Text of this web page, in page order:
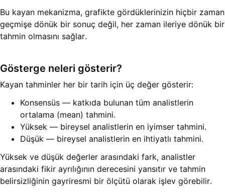
Bu kayan mekanizma, grafikte gördüklerinizin hiçbir zaman
geçmişe dönük bir sonuç değil, her zaman ileriye dönük bir
tahmin olmasını sağlar.
Gösterge neleri gösterir?
Kayan tahminler her bir tarih için üç değer gösterir:
Konsensüs — katkıda bulunan tüm analistlerin
ortalama (mean) tahmini.
Yüksek — bireysel analistlerin en iyimser tahmini.
Düşük — bireysel analistlerin en ihtiyatlı tahmini.
Yüksek ve düşük değerler arasındaki fark, analistler
arasındaki fikir ayrılığının derecesini yansıtır ve tahmin
belirsizliğinin gayriresmi bir ölçütü olarak işlev görebilir.